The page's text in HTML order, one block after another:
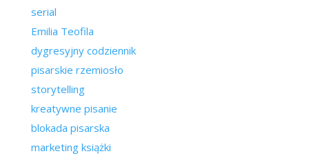
serial
Emilia Teofila
dygresyjny codziennik
pisarskie rzemiosło
storytelling
kreatywne pisanie
blokada pisarska
marketing książki